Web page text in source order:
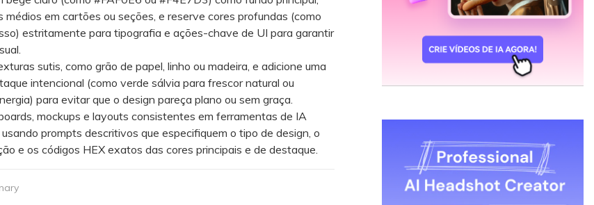
médios em cartões ou seções, e reserve cores profundas (como
estritamente para tipografia e ações-chave de UI para garantir
sutis, como grão de papel, linho ou madeira, e adicione uma
intencional (como verde sálvia para frescor natural ou
para evitar que o design pareça plano ou sem graça.
mockups e layouts consistentes em ferramentas de IA
prompts descritivos que especifiquem o tipo de design, o
e os códigos HEX exatos das cores principais e de destaque.